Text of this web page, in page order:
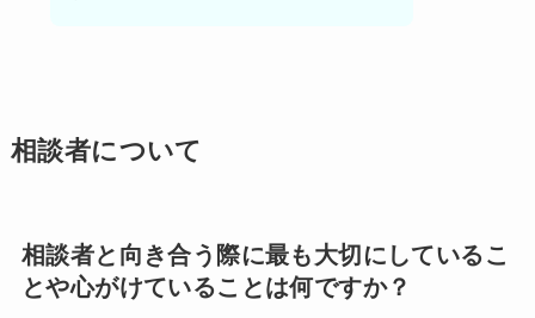
相談者について
相談者と向き合う際に最も大切にしているこ
とや心がけていることは何ですか？